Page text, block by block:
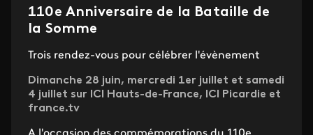
110e Anniversaire de la Bataille de
la Somme
Trois rendez-vous pour célébrer l'évènement
Dimanche 28 juin, mercredi 1er juillet et samedi
4 juillet sur ICI Hauts-de-France, ICI Picardie et
france.tv